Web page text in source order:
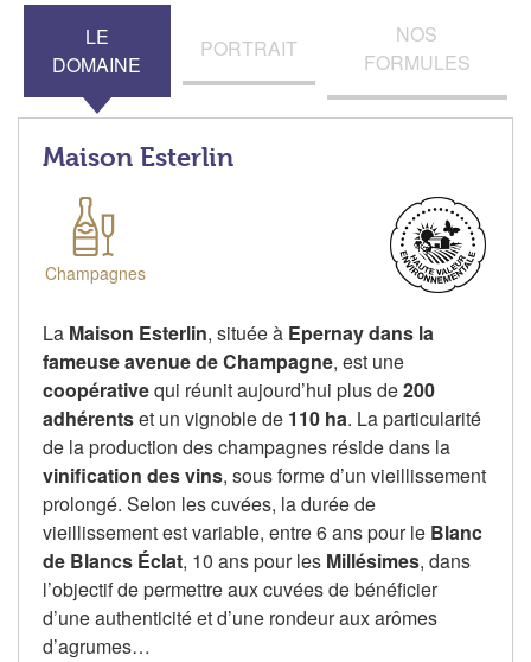
LE
DOMAINE
PORTRAIT
NOS
FORMULES
Maison Esterlin
Champagnes
La Maison Esterlin, située à Epernay dans la
fameuse avenue de Champagne, est une
coopérativequi réunit aujourd’hui plus de200
adhérentset un vignoble de 110 ha. La particularité
de la production des champagnes réside dans la
vinification des vins, sous forme d’un vieillissement
prolongé. Selon les cuvées, la durée de
vieillissement est variable, entre 6 ans pour le Blanc
de Blancs Éclat, 10 ans pour les Millésimes, dans
l’objectif de permettre aux cuvées de bénéficier
d’une authenticité et d’une rondeur aux arômes
d’agrumes…